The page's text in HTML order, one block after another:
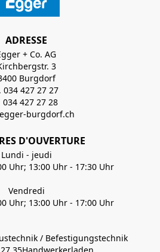
ADRESSE
+ Co. AG
3
Burgdorf
034 427 27 27
034 427 27 28
burgdorf.ch
D'OUVERTURE
Lundi - jeudi
Uhr; 13:00 Uhr - 17:30 Uhr
Vendredi
Uhr; 13:00 Uhr - 17:00 Uhr
/ Befestigungstechnik
35Handwerkerladen